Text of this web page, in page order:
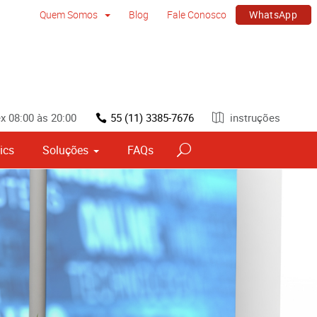
Quem Somos Blog Fale Conosco WhatsApp
08:00 às 20:00 55 (11) 3385-7676 instruções
Soluções FAQs